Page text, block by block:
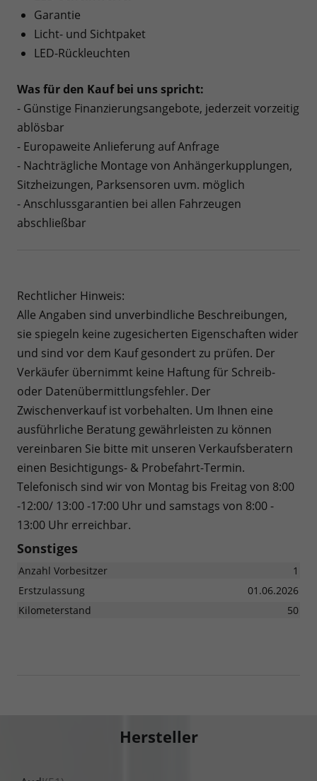
Garantie
Licht- und Sichtpaket
LED-Rückleuchten
Was für den Kauf bei uns spricht:
- Günstige Finanzierungsangebote, jederzeit vorzeitig
ablösbar
- Europaweite Anlieferung auf Anfrage
- Nachträgliche Montage von Anhängerkupplungen,
Sitzheizungen, Parksensoren uvm. möglich
- Anschlussgarantien bei allen Fahrzeugen
abschließbar
Rechtlicher Hinweis:
Alle Angaben sind unverbindliche Beschreibungen,
sie spiegeln keine zugesicherten Eigenschaften wider
und sind vor dem Kauf gesondert zu prüfen. Der
Verkäufer übernimmt keine Haftung für Schreib-
oder Datenübermittlungsfehler. Der
Zwischenverkauf ist vorbehalten. Um Ihnen eine
ausführliche Beratung gewährleisten zu können
vereinbaren Sie bitte mit unseren Verkaufsberatern
einen Besichtigungs- & Probefahrt-Termin.
Telefonisch sind wir von Montag bis Freitag von 8:00
-12:00/ 13:00 -17:00 Uhr und samstags von 8:00 -
13:00 Uhr erreichbar.
Sonstiges
Anzahl Vorbesitzer
1
Erstzulassung
01.06.2026
Kilometerstand
50
Hersteller